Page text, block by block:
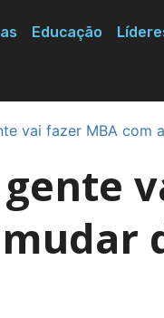
Educação
vai fazer MBA com